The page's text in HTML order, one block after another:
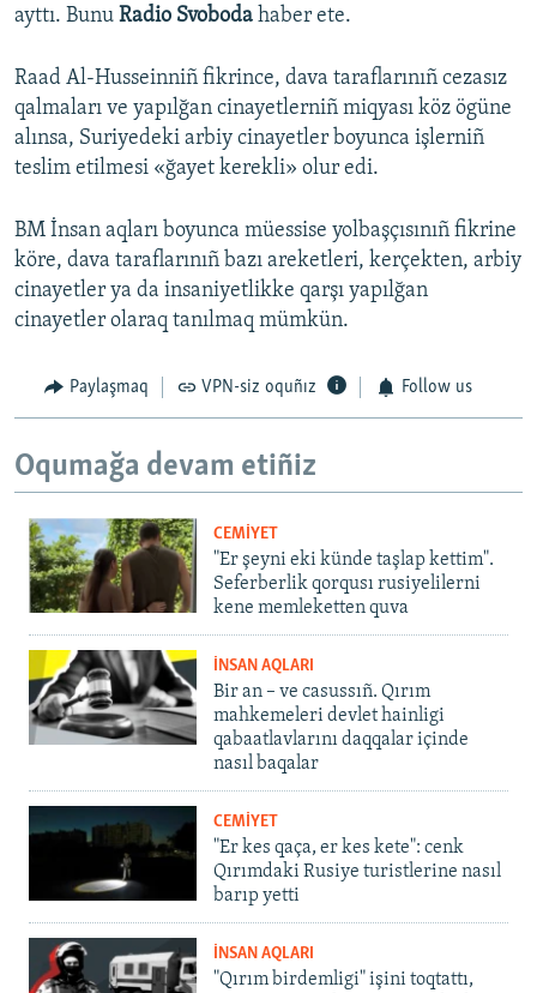
ayttı. Bunu Radio Svoboda haber ete.
Raad Al-Husseinniñ fikrince, dava taraflarınıñ cezasız
qalmaları ve yapılğan cinayetlerniñ miqyası köz ögüne
alınsa, Suriyedeki arbiy cinayetler boyunca işlerniñ
teslim etilmesi «ğayet kerekli» olur edi.
BM İnsan aqları boyunca müessise yolbaşçısınıñ fikrine
köre, dava taraflarınıñ bazı areketleri, kerçekten, arbiy
cinayetler ya da insaniyetlikke qarşı yapılğan
cinayetler olaraq tanılmaq mümkün.
Paylaşmaq VPN-siz oquñız Follow us
Oqumağa devam etiñiz
CEMİYET
"Er şeyni eki künde taşlap kettim".
Seferberlik qorqusı rusiyelilerni
kene memleketten quva
İNSAN AQLARI
Bir an – ve casussıñ. Qırım
mahkemeleri devlet hainligi
qabaatlavlarını daqqalar içinde
nasıl baqalar
CEMİYET
"Er kes qaça, er kes kete": cenk
Qırımdaki Rusiye turistlerine nasıl
barıp yetti
İNSAN AQLARI
"Qırım birdemligi" işini toqtattı,